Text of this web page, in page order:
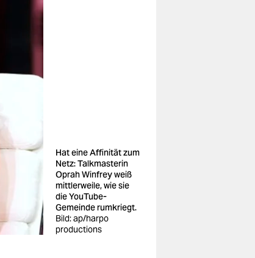
Hat eine Affinität zum
Netz: Talkmasterin
Oprah Winfrey weiß
mittlerweile, wie sie
die YouTube-
Gemeinde rumkriegt.
Bild: ap/harpo
productions